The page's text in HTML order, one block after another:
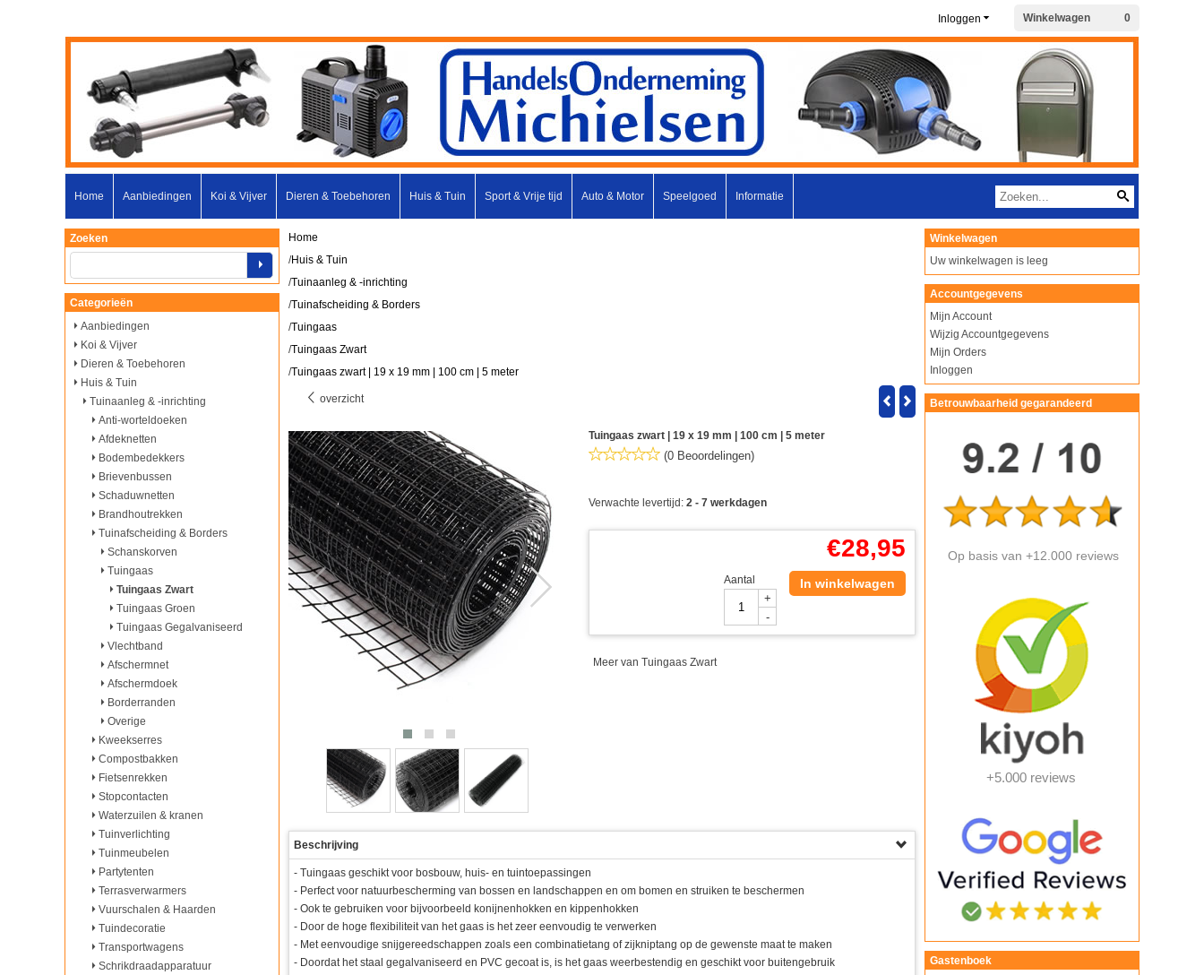
Winkelwagen 0
Inloggen
Home Aanbiedingen Koi & Vijver Dieren & Toebehoren Huis & Tuin Sport & Vrije tijd Auto & Motor Speelgoed Informatie
Zoeken
Categorieën
Aanbiedingen
Koi & Vijver
Dieren & Toebehoren
Huis & Tuin
Tuinaanleg & -inrichting
Anti-worteldoeken
Afdeknetten
Bodembedekkers
Brievenbussen
Schaduwnetten
Brandhoutrekken
Tuinafscheiding & Borders
Schanskorven
Tuingaas
Tuingaas Zwart
Tuingaas Groen
Tuingaas Gegalvaniseerd
Vlechtband
Afschermnet
Afschermdoek
Borderranden
Overige
Kweekserres
Compostbakken
Fietsenrekken
Stopcontacten
Waterzuilen & kranen
Tuinverlichting
Tuinmeubelen
Partytenten
Terrasverwarmers
Vuurschalen & Haarden
Tuindecoratie
Transportwagens
Schrikdraadapparatuur
Home
/Huis & Tuin
/Tuinaanleg & -inrichting
/Tuinafscheiding & Borders
/Tuingaas
/Tuingaas Zwart
/Tuingaas zwart | 19 x 19 mm | 100 cm | 5 meter
overzicht
Tuingaas zwart | 19 x 19 mm | 100 cm | 5 meter
(0 Beoordelingen)
Verwachte levertijd: 2 - 7 werkdagen
€28,95
Aantal
+
-
In winkelwagen
Meer van Tuingaas Zwart
Beschrijving
- Tuingaas geschikt voor bosbouw, huis- en tuintoepassingen
- Perfect voor natuurbescherming van bossen en landschappen en om bomen en struiken te beschermen
- Ook te gebruiken voor bijvoorbeeld konijnenhokken en kippenhokken
- Door de hoge flexibiliteit van het gaas is het zeer eenvoudig te verwerken
- Met eenvoudige snijgereedschappen zoals een combinatietang of zijkniptang op de gewenste maat te maken
- Doordat het staal gegalvaniseerd en PVC gecoat is, is het gaas weerbestendig en geschikt voor buitengebruik
Winkelwagen
Uw winkelwagen is leeg
Accountgegevens
Mijn Account
Wijzig Accountgegevens
Mijn Orders
Inloggen
Betrouwbaarheid gegarandeerd
Op basis van +12.000 reviews
+5.000 reviews
Gastenboek